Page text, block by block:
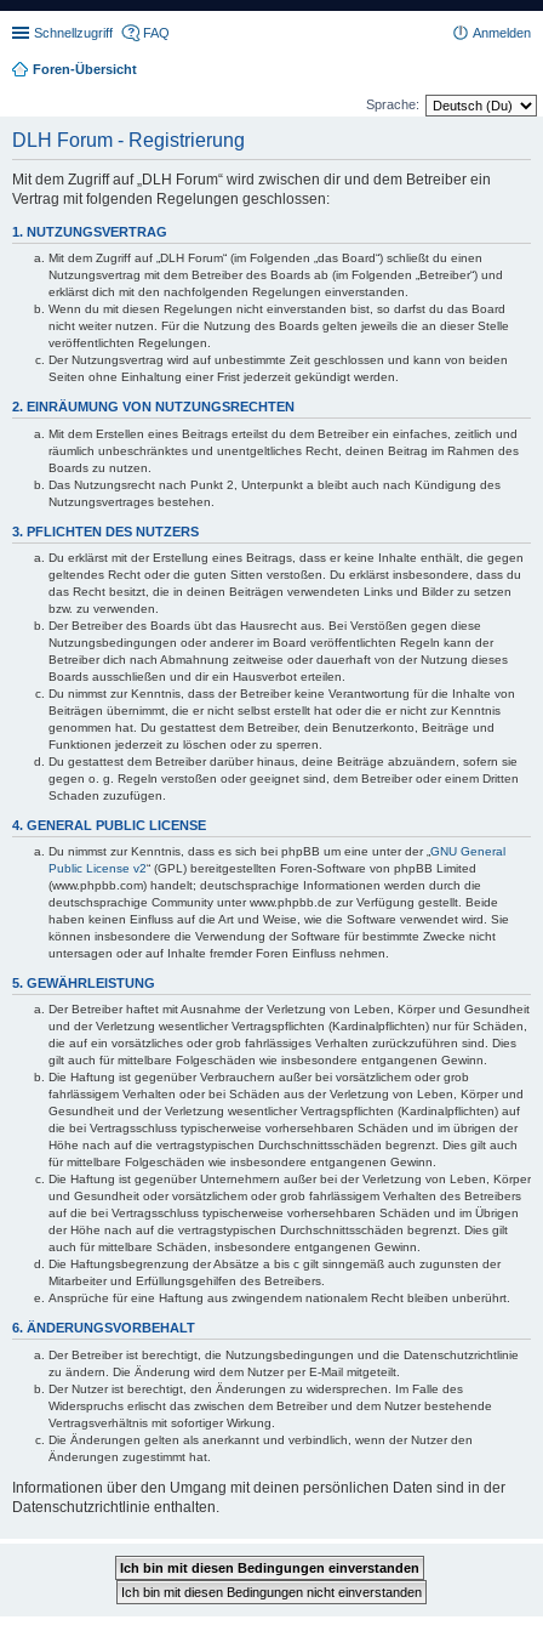
Schnellzugriff FAQ Anmelden
Foren-Übersicht
Sprache:
DLH Forum - Registrierung
Mit dem Zugriff auf „DLH Forum“ wird zwischen dir und dem Betreiber ein
Vertrag mit folgenden Regelungen geschlossen:
1. NUTZUNGSVERTRAG
Mit dem Zugriff auf „DLH Forum“ (im Folgenden „das Board“) schließt du einen
Nutzungsvertrag mit dem Betreiber des Boards ab (im Folgenden „Betreiber“) und
erklärst dich mit den nachfolgenden Regelungen einverstanden.
Wenn du mit diesen Regelungen nicht einverstanden bist, so darfst du das Board
nicht weiter nutzen. Für die Nutzung des Boards gelten jeweils die an dieser Stelle
veröffentlichten Regelungen.
Der Nutzungsvertrag wird auf unbestimmte Zeit geschlossen und kann von beiden
Seiten ohne Einhaltung einer Frist jederzeit gekündigt werden.
2. EINRÄUMUNG VON NUTZUNGSRECHTEN
Mit dem Erstellen eines Beitrags erteilst du dem Betreiber ein einfaches, zeitlich und
räumlich unbeschränktes und unentgeltliches Recht, deinen Beitrag im Rahmen des
Boards zu nutzen.
Das Nutzungsrecht nach Punkt 2, Unterpunkt a bleibt auch nach Kündigung des
Nutzungsvertrages bestehen.
3. PFLICHTEN DES NUTZERS
Du erklärst mit der Erstellung eines Beitrags, dass er keine Inhalte enthält, die gegen
geltendes Recht oder die guten Sitten verstoßen. Du erklärst insbesondere, dass du
das Recht besitzt, die in deinen Beiträgen verwendeten Links und Bilder zu setzen
bzw. zu verwenden.
Der Betreiber des Boards übt das Hausrecht aus. Bei Verstößen gegen diese
Nutzungsbedingungen oder anderer im Board veröffentlichten Regeln kann der
Betreiber dich nach Abmahnung zeitweise oder dauerhaft von der Nutzung dieses
Boards ausschließen und dir ein Hausverbot erteilen.
Du nimmst zur Kenntnis, dass der Betreiber keine Verantwortung für die Inhalte von
Beiträgen übernimmt, die er nicht selbst erstellt hat oder die er nicht zur Kenntnis
genommen hat. Du gestattest dem Betreiber, dein Benutzerkonto, Beiträge und
Funktionen jederzeit zu löschen oder zu sperren.
Du gestattest dem Betreiber darüber hinaus, deine Beiträge abzuändern, sofern sie
gegen o. g. Regeln verstoßen oder geeignet sind, dem Betreiber oder einem Dritten
Schaden zuzufügen.
4. GENERAL PUBLIC LICENSE
Du nimmst zur Kenntnis, dass es sich bei phpBB um eine unter der „ GNU General
Public License v2“ (GPL) bereitgestellten Foren-Software von phpBB Limited
(www.phpbb.com) handelt; deutschsprachige Informationen werden durch die
deutschsprachige Community unter www.phpbb.de zur Verfügung gestellt. Beide
haben keinen Einfluss auf die Art und Weise, wie die Software verwendet wird. Sie
können insbesondere die Verwendung der Software für bestimmte Zwecke nicht
untersagen oder auf Inhalte fremder Foren Einfluss nehmen.
5. GEWÄHRLEISTUNG
Der Betreiber haftet mit Ausnahme der Verletzung von Leben, Körper und Gesundheit
und der Verletzung wesentlicher Vertragspflichten (Kardinalpflichten) nur für Schäden,
die auf ein vorsätzliches oder grob fahrlässiges Verhalten zurückzuführen sind. Dies
gilt auch für mittelbare Folgeschäden wie insbesondere entgangenen Gewinn.
Die Haftung ist gegenüber Verbrauchern außer bei vorsätzlichem oder grob
fahrlässigem Verhalten oder bei Schäden aus der Verletzung von Leben, Körper und
Gesundheit und der Verletzung wesentlicher Vertragspflichten (Kardinalpflichten) auf
die bei Vertragsschluss typischerweise vorhersehbaren Schäden und im übrigen der
Höhe nach auf die vertragstypischen Durchschnittsschäden begrenzt. Dies gilt auch
für mittelbare Folgeschäden wie insbesondere entgangenen Gewinn.
Die Haftung ist gegenüber Unternehmern außer bei der Verletzung von Leben, Körper
und Gesundheit oder vorsätzlichem oder grob fahrlässigem Verhalten des Betreibers
auf die bei Vertragsschluss typischerweise vorhersehbaren Schäden und im Übrigen
der Höhe nach auf die vertragstypischen Durchschnittsschäden begrenzt. Dies gilt
auch für mittelbare Schäden, insbesondere entgangenen Gewinn.
Die Haftungsbegrenzung der Absätze a bis c gilt sinngemäß auch zugunsten der
Mitarbeiter und Erfüllungsgehilfen des Betreibers.
Ansprüche für eine Haftung aus zwingendem nationalem Recht bleiben unberührt.
6. ÄNDERUNGSVORBEHALT
Der Betreiber ist berechtigt, die Nutzungsbedingungen und die Datenschutzrichtlinie
zu ändern. Die Änderung wird dem Nutzer per E-Mail mitgeteilt.
Der Nutzer ist berechtigt, den Änderungen zu widersprechen. Im Falle des
Widerspruchs erlischt das zwischen dem Betreiber und dem Nutzer bestehende
Vertragsverhältnis mit sofortiger Wirkung.
Die Änderungen gelten als anerkannt und verbindlich, wenn der Nutzer den
Änderungen zugestimmt hat.
Informationen über den Umgang mit deinen persönlichen Daten sind in der
Datenschutzrichtlinie enthalten.